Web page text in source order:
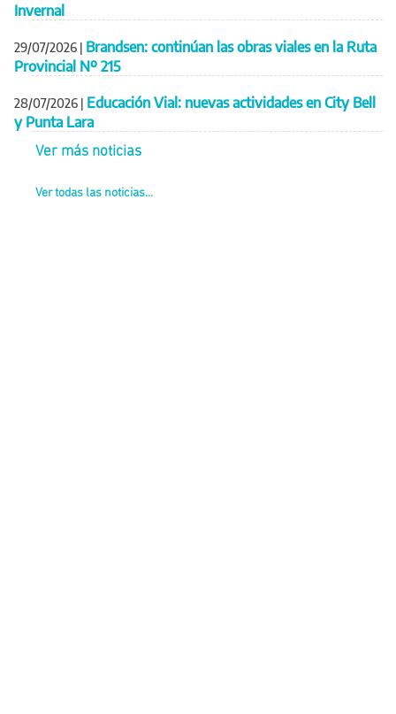
Invernal
29/07/2026 | Brandsen: continúan las obras viales en la Ruta
Provincial Nº 215
28/07/2026 | Educación Vial: nuevas actividades en City Bell
y Punta Lara
Ver más noticias
Ver todas las noticias...